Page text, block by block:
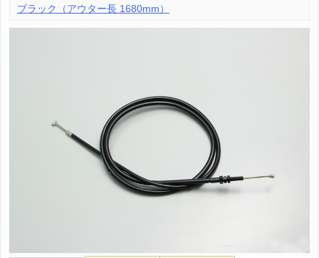
ブラック（アウター長 1680mm）